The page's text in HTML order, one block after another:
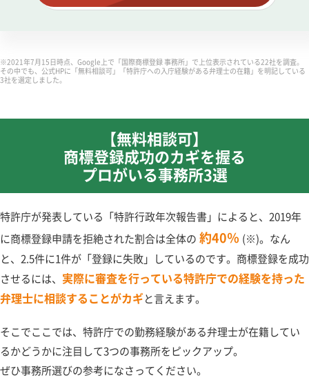
※2021年7月15日時点、Google上で「国際商標登録 事務所」で上位表示されている22社を調査。
その中でも、公式HPに「無料相談可」「特許庁への入庁経験がある弁理士の在籍」を明記している
3社を選定しました。
【無料相談可】
商標登録成功のカギを握る
プロがいる事務所3選
特許庁が発表している「特許行政年次報告書」によると、2019年
に商標登録申請を拒絶された割合は全体の 約40％ (※)。なん
と、2.5件に1件が「登録に失敗」しているのです。商標登録を成功
させるには、 実際に審査を行っている特許庁での経験を持った
弁理士に相談することがカギと言えます。
そこでここでは、特許庁での勤務経験がある弁理士が在籍してい
るかどうかに注目して3つの事務所をピックアップ。
ぜひ事務所選びの参考になさってください。